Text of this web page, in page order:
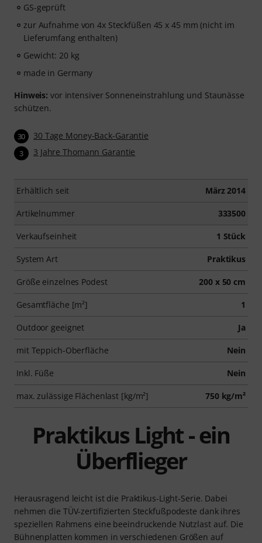
GS-geprüft
zur Aufnahme von 4x Steckfüßen 45 x 45 mm (nicht im
Lieferumfang enthalten)
Gewicht: 20 kg
made in Germany
Hinweis: vor intensiver Sonneneinstrahlung und Staunässe
schützen.
30 30 Tage Money-Back-Garantie
3 3 Jahre Thomann Garantie
Erhältlich seit März 2014
Artikelnummer 333500
Verkaufseinheit 1 Stück
System Art Praktikus
Größe einzelnes Podest 200 x 50 cm
Gesamtfläche [m²] 1
Outdoor geeignet Ja
mit Teppich-Oberfläche Nein
Inkl. Füße Nein
max. zulässige Flächenlast [kg/m²] 750 kg/m²
Praktikus Light - ein
Überflieger
Herausragend leicht ist die Praktikus-Light-Serie. Dabei
nehmen die TÜV-zertifizierten Steckfußpodeste dank ihres
speziellen Rahmens eine beeindruckende Nutzlast auf. Die
Bühnenplatten kommen in verschiedenen Größen auf